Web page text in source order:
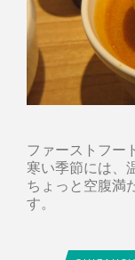
ファーストフー
寒い季節には、
ちょっと空腹満
す。